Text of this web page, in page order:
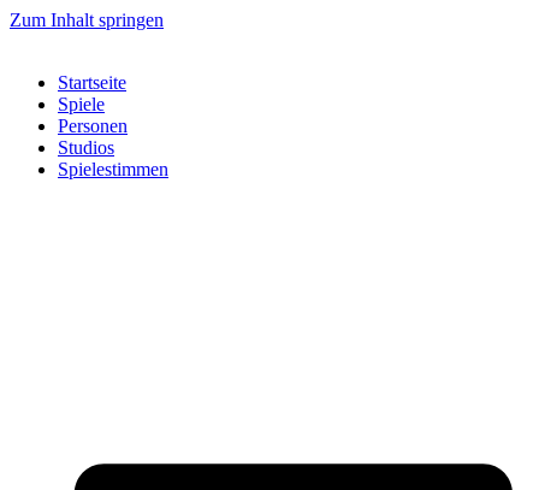
Zum Inhalt springen
Startseite
Spiele
Personen
Studios
Spielestimmen